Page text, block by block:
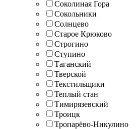
Соколиная Гора
Сокольники
Солнцево
Старое Крюково
Строгино
Ступино
Таганский
Тверской
Текстильщики
Теплый стан
Тимирязевский
Троицк
Тропарёво-Никулино